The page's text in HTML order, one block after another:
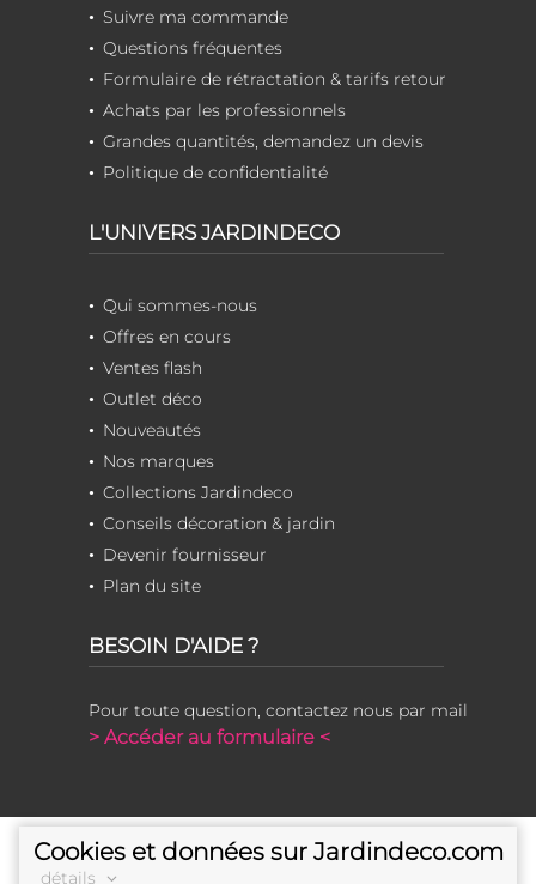
Suivre ma commande
Questions fréquentes
Formulaire de rétractation & tarifs retour
Achats par les professionnels
Grandes quantités, demandez un devis
Politique de confidentialité
L'UNIVERS JARDINDECO
Qui sommes-nous
Offres en cours
Ventes flash
Outlet déco
Nouveautés
Nos marques
Collections Jardindeco
Conseils décoration & jardin
Devenir fournisseur
Plan du site
BESOIN D'AIDE ?
Pour toute question, contactez nous par mail
> Accéder au formulaire <
Cookies et données sur Jardindeco.com
détails